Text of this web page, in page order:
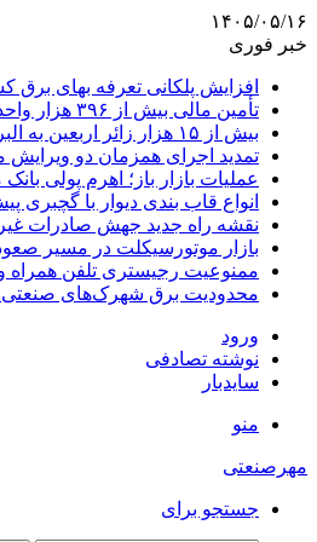
۱۴۰۵/۰۵/۱۶
خبر فوری
افزایش پلکانی تعرفه بهای برق
تأمین مالی بیش از ۳۹۶ هزار واحد نهضت ملی توسط بانک مسکن
بیش از ۱۵ هزار زائر اربعین به البرز بازگشتند
تمدید اجرای همزمان دو ویرایش مبحث ۱۹ مقررات ملی ساختمان
عملیات بازار باز؛ اهرم پولی
انواع قاب بندی دیوار با
نقشه راه جدید جهش صادرات
بازار موتورسیکلت در مسیر
ممنوعیت رجیستری تلفن همراه
محدودیت برق شهرک‌های صنعتی
ورود
نوشته تصادفی
سایدبار
منو
مهرصنعتی
جستجو برای